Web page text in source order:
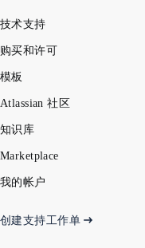
技术支持
购买和许可
模板
Atlassian 社区
知识库
Marketplace
我的帐户
创建支持工作单